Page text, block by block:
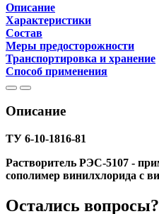
Описание
Характеристики
Состав
Меры предосторожности
Транспортировка и хранение
Способ применения
Описание
ТУ 6-10-1816-81
Растворитель РЭС-5107 -
сополимер винилхлорида с
Остались вопросы?